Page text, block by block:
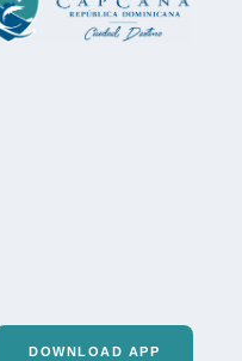
DOWNLOAD APP